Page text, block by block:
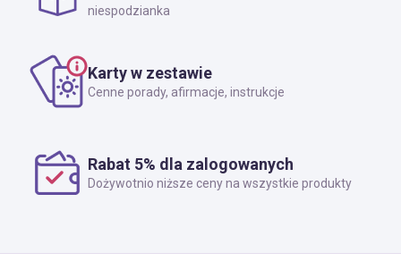
niespodzianka
Karty w zestawie
Cenne porady, afirmacje, instrukcje
Rabat 5% dla zalogowanych
Dożywotnio niższe ceny na wszystkie produkty